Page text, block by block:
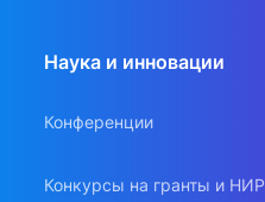
Наука и инновации
Конференции
Конкурсы на гранты и НИР